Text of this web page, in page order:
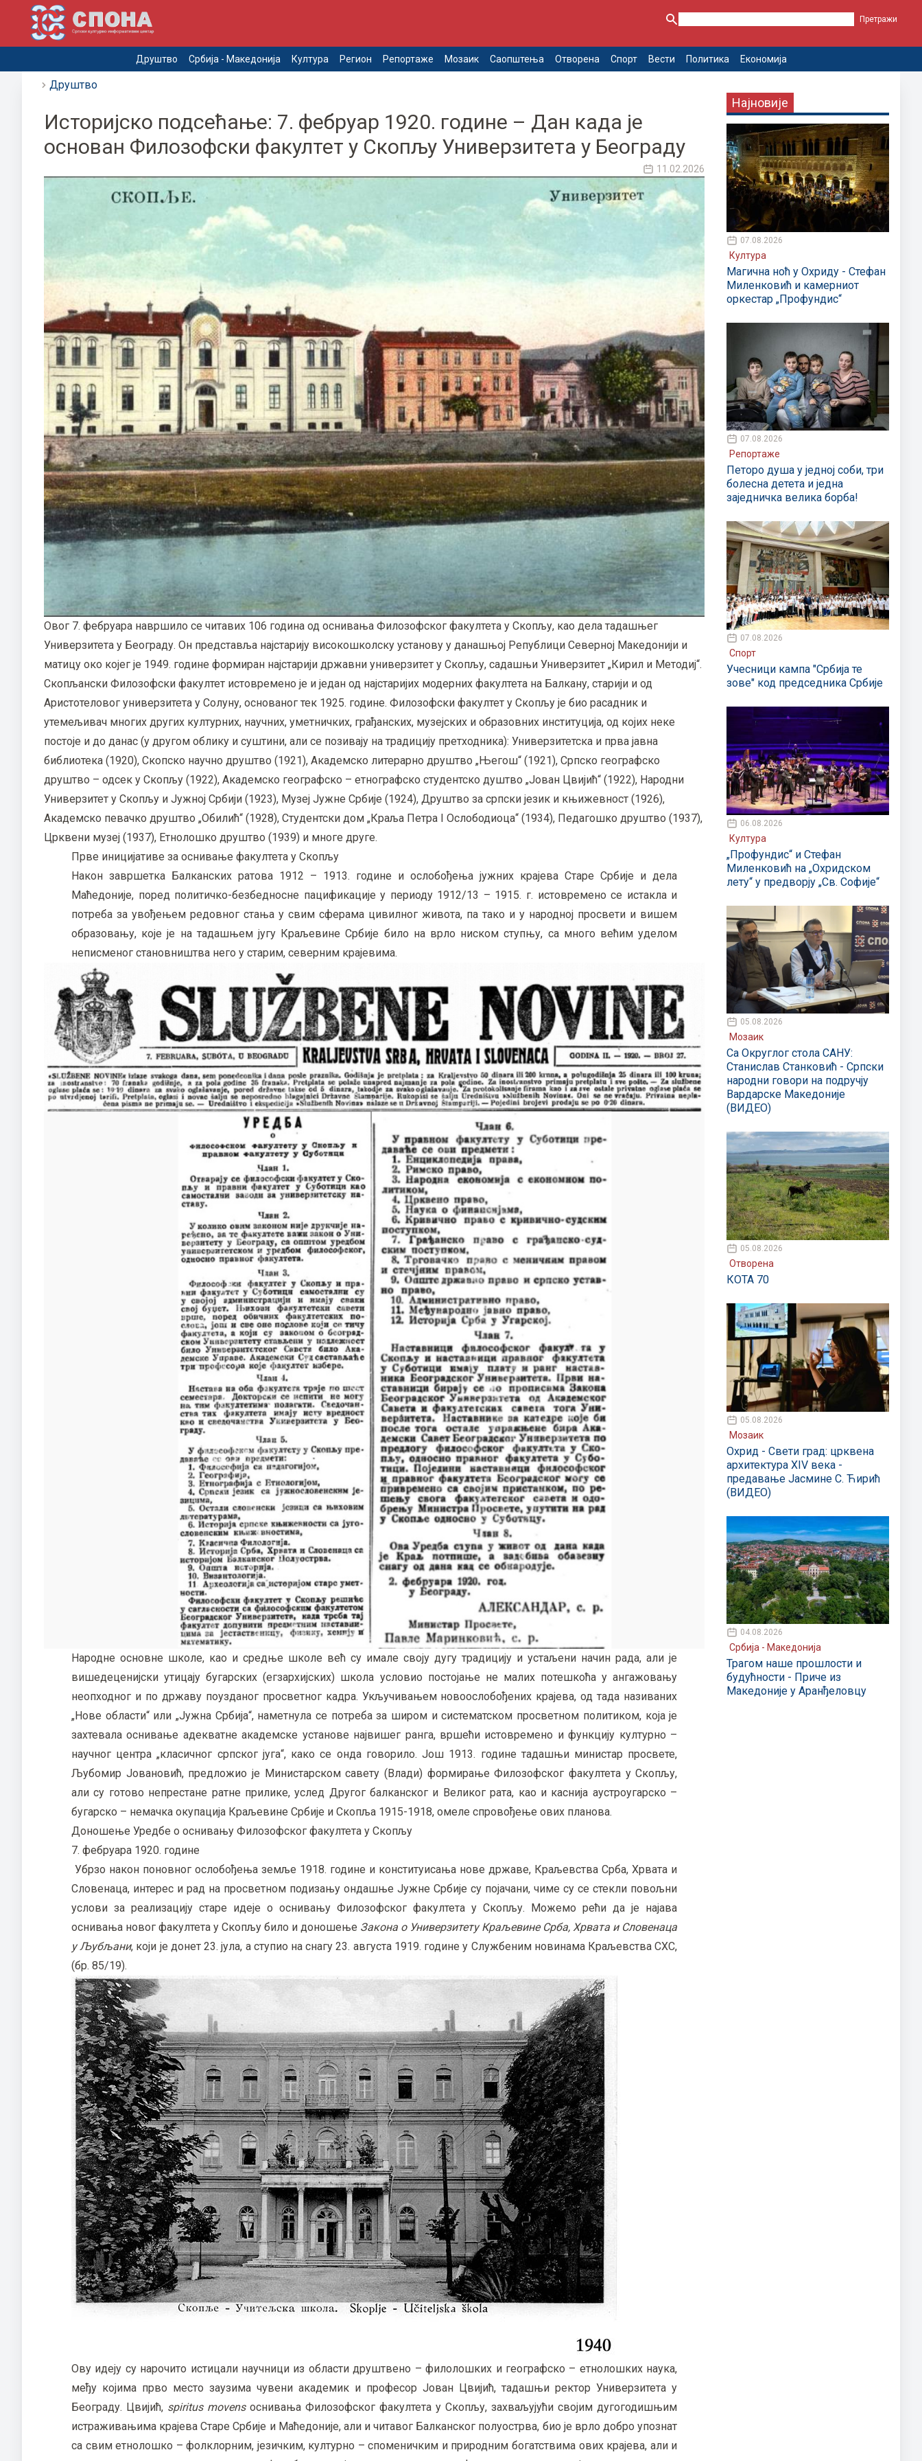
Друштво Србија - Македонија Култура Регион Репортаже Мозаик Саопштења Отворена Спорт Вести Политика Економија
Друштво
Историјско подсећање: 7. фебруар 1920. године – Дан када је
основан Филозофски факултет у Скопљу Универзитета у Београду
11.02.2026
Овог 7. фебруара навршило се читавих 106 година од оснивања Филозофског факултета у Скопљу, као дела тадашњег
Универзитета у Београду. Он представља најстарију високошколску установу у данашњој Републици Северној Македонији и
матицу око којег је 1949. године формиран најстарији државни универзитет у Скопљу, садашњи Универзитет „Кирил и Методиј“.
Скопљански Филозофски факултет истовремено је и један од најстаријих модерних факултета на Балкану, старији и од
Аристотеловог универзитета у Солуну, основаног тек 1925. године. Филозофски факултет у Скопљу је био расадник и
утемељивач многих других културних, научних, уметничких, грађанских, музејских и образовних институција, од којих неке
постоје и до данас (у другом облику и суштини, али се позивају на традицију претходника): Универзитетска и прва јавна
библиотека (1920), Скопско научно друштво (1921), Академско литерарно друштво „Његош“ (1921), Српско географско
друштво – одсек у Скопљу (1922), Академско географско – етнографско студентско душтво „Јован Цвијић“ (1922), Народни
Универзитет у Скопљу и Јужној Србији (1923), Музеј Јужне Србије (1924), Друштво за српски језик и књижевност (1926),
Академско певачко друштво „Обилић“ (1928), Студентски дом „Краља Петра I Ослободиоца“ (1934), Педагошко друштво (1937),
Црквени музеј (1937), Етнолошко друштво (1939) и многе друге.
Прве иницијативе за оснивање факултета у Скопљу
Након завршетка Балканских ратова 1912 – 1913. године и ослобођења јужних крајева Старе Србије и дела
Маћедоније, поред политичко-безбедносне пацификације у периоду 1912/13 – 1915. г. истовремено се истакла и
потреба за увођењем редовног стања у свим сферама цивилног живота, па тако и у народној просвети и вишем
образовању, које је на тадашњем југу Краљевине Србије било на врло ниском ступњу, са много већим уделом
неписменог становништва него у старим, северним крајевима.
Народне основне школе, као и средње школе већ су имале своју дугу традицију и устаљени начин рада, али је
вишедеценијски утицају бугарских (егзархијских) школа условио постојање не малих потешкоћа у ангажовању
неопходног и по државу поузданог просветног кадра. Укључивањем новоослобођених крајева, од тада називаних
„Нове области“ или „Јужна Србија“, наметнула се потреба за широм и систематском просветном политиком, која је
захтевала оснивање адекватне академске установе највишег ранга, вршећи истовремено и функцију културно –
научног центра „класичног српског југа“, како се онда говорило. Још 1913. године тадашњи министар просвете,
Љубомир Јовановић, предложио је Министарском савету (Влади) формирање Филозофског факултета у Скопљу,
али су готово непрестане ратне прилике, услед Другог балканског и Великог рата, као и каснија аустроугарско –
бугарско – немачка окупација Краљевине Србије и Скопља 1915-1918, омеле спровођење ових планова.
Доношење Уредбе о оснивању Филозофског факултета у Скопљу
7. фебруара 1920. године
Убрзо након поновног ослобођења земље 1918. године и конституисања нове државе, Краљевства Срба, Хрвата и
Словенаца, интерес и рад на просветном подизању ондашње Јужне Србије су појачани, чиме су се стекли повољни
услови за реализацију старе идеје о оснивању Филозофског факултета у Скопљу. Можемо рећи да је најава
оснивања новог факултета у Скопљу било и доношење Закона о Универзитету Краљевине Срба, Хрвата и Словенаца
у Љубљани, који је донет 23. јула, а ступио на снагу 23. августа 1919. године у Службеним новинама Краљевства СХС,
(бр. 85/19).
Ову идеју су нарочито истицали научници из области друштвено – филолошких и географско – етнолошких наука,
међу којима прво место заузима чувени академик и професор Јован Цвијић, тадашњи ректор Универзитета у
Београду. Цвијић, spiritus movensоснивања Филозофског факултета у Скопљу, захваљујући својим дугогодишњим
истраживањима крајева Старе Србије и Маћедоније, али и читавог Балканског полуострва, био је врло добро упознат
са свим етнолошко – фолклорним, језичким, културно – споменичким и природним богатствима ових крајева, али и
Најновије
07.08.2026
Култура
Магична ноћ у Охриду - Стефан
Миленковић и камерниот
оркестар „Профундис“
07.08.2026
Репортаже
Петоро душа у једној соби, три
болесна детета и једна
заједничка велика борба!
07.08.2026
Спорт
Учесници кампа "Србија те
зове" код председника Србије
06.08.2026
Култура
„Профундис“ и Стефан
Миленковић на „Охридском
лету“ у предворју „Св. Софије“
05.08.2026
Мозаик
Са Округлог стола САНУ:
Станислав Станковић - Српски
народни говори на подручју
Вардарске Македоније
(ВИДЕО)
05.08.2026
Отворена
КОТА 70
05.08.2026
Мозаик
Охрид - Свети град: црквена
архитектура XIV века -
предавање Јасмине С. Ћирић
(ВИДЕО)
04.08.2026
Србија - Македонија
Трагом наше прошлости и
будућности - Приче из
Македоније у Аранђеловцу